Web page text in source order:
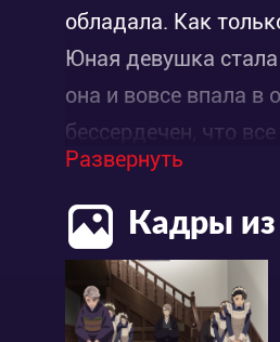
обладала. Как
Юная девушка
она и вовсе впала в
бессердечен, что
общаться с
Развернуть
Кадры